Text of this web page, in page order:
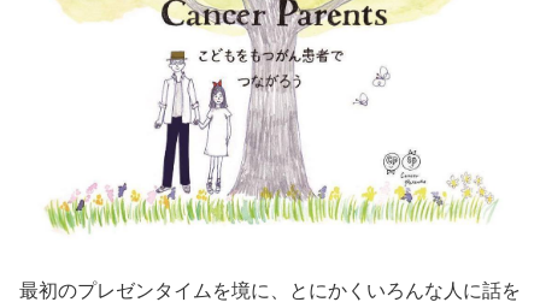
最初のプレゼンタイムを境に、とにかくいろんな人に話を